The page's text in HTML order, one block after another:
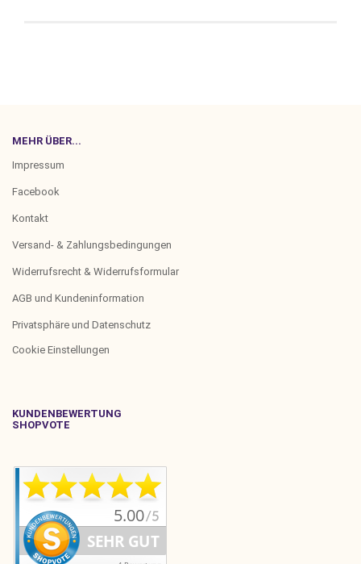
MEHR ÜBER...
Impressum
Facebook
Kontakt
Versand- & Zahlungsbedingungen
Widerrufsrecht & Widerrufsformular
AGB und Kundeninformation
Privatsphäre und Datenschutz
Cookie Einstellungen
KUNDENBEWERTUNG
SHOPVOTE